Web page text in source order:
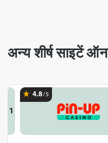
अन्य शीर्ष साइटें
1
4.8/5